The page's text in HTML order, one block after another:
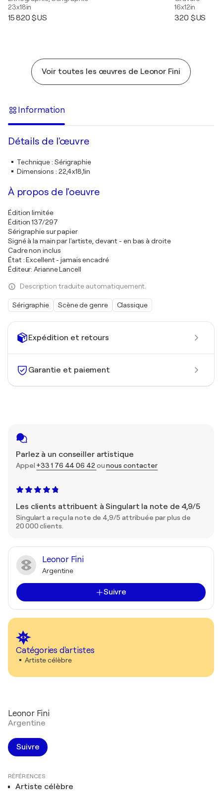
Expédition et retours
Garantie et paiement
Parlez à un conseiller artistique
Appel +33 1 76 44 06 42ounous contacter
Les clients attribuent à Singulart la note de 4,9/5
Singulart a reçu la note de 4,9/5 attribuée par plus de
20 000 clients.
Leonor Fini
Argentine
Suivre
Catégories d'artistes
Artiste célèbre
23x18in
15 820 $US
16x12in
320 $US
Voir toutes les œuvres de Leonor Fini
Information
Détails de l'œuvre
Technique: Sérigraphie
Dimensions : 22,4x18,1in
À propos de l'oeuvre
Édition limitée
Édition 137/297
Sérigraphie sur papier
Signé à la main par l'artiste, devant - en bas à droite
Cadre non inclus
État : Excellent - jamais encadré
Éditeur: Arianne Lancell
Description traduite automatiquement.
Sérigraphie Scène de genre Classique
Leonor Fini
Argentine
Suivre
RÉFÉRENCES
Artiste célèbre